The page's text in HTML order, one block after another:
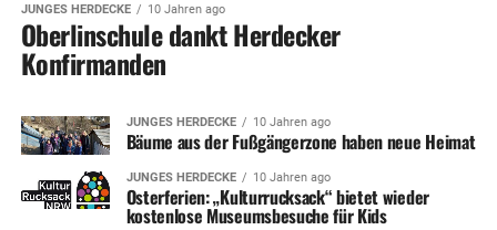
JUNGES HERDECKE 10 Jahren ago
Oberlinschule dankt Herdecker
Konfirmanden
JUNGES HERDECKE 10 Jahren ago
Bäume aus der Fußgängerzone haben neue Heimat
JUNGES HERDECKE 10 Jahren ago
Osterferien: „Kulturrucksack“ bietet wieder
kostenlose Museumsbesuche für Kids